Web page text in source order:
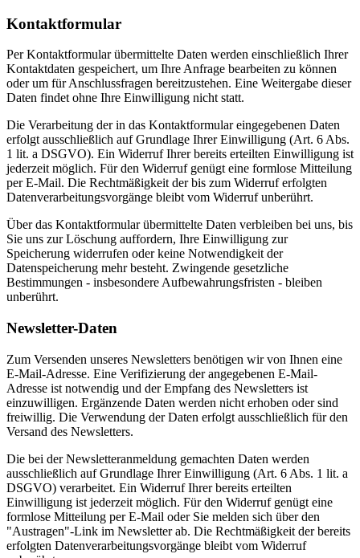
Kontaktformular
Per Kontaktformular übermittelte Daten werden einschließlich Ihrer
Kontaktdaten gespeichert, um Ihre Anfrage bearbeiten zu können
oder um für Anschlussfragen bereitzustehen. Eine Weitergabe dieser
Daten findet ohne Ihre Einwilligung nicht statt.
Die Verarbeitung der in das Kontaktformular eingegebenen Daten
erfolgt ausschließlich auf Grundlage Ihrer Einwilligung (Art. 6 Abs.
1 lit. a DSGVO). Ein Widerruf Ihrer bereits erteilten Einwilligung ist
jederzeit möglich. Für den Widerruf genügt eine formlose Mitteilung
per E-Mail. Die Rechtmäßigkeit der bis zum Widerruf erfolgten
Datenverarbeitungsvorgänge bleibt vom Widerruf unberührt.
Über das Kontaktformular übermittelte Daten verbleiben bei uns, bis
Sie uns zur Löschung auffordern, Ihre Einwilligung zur
Speicherung widerrufen oder keine Notwendigkeit der
Datenspeicherung mehr besteht. Zwingende gesetzliche
Bestimmungen - insbesondere Aufbewahrungsfristen - bleiben
unberührt.
Newsletter-Daten
Zum Versenden unseres Newsletters benötigen wir von Ihnen eine
E-Mail-Adresse. Eine Verifizierung der angegebenen E-Mail-
Adresse ist notwendig und der Empfang des Newsletters ist
einzuwilligen. Ergänzende Daten werden nicht erhoben oder sind
freiwillig. Die Verwendung der Daten erfolgt ausschließlich für den
Versand des Newsletters.
Die bei der Newsletteranmeldung gemachten Daten werden
ausschließlich auf Grundlage Ihrer Einwilligung (Art. 6 Abs. 1 lit. a
DSGVO) verarbeitet. Ein Widerruf Ihrer bereits erteilten
Einwilligung ist jederzeit möglich. Für den Widerruf genügt eine
formlose Mitteilung per E-Mail oder Sie melden sich über den
"Austragen"-Link im Newsletter ab. Die Rechtmäßigkeit der bereits
erfolgten Datenverarbeitungsvorgänge bleibt vom Widerruf